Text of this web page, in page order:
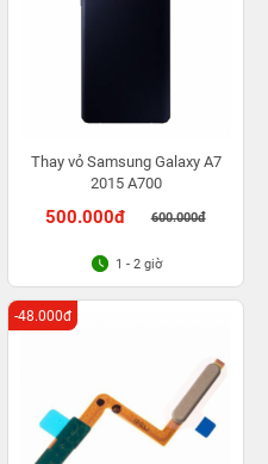
Thay vỏ Samsung Galaxy A7
2015 A700
500.000đ 600.000đ
1 - 2 giờ
-48.000đ